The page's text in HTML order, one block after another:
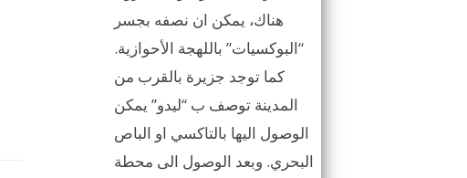
هناك، يمكن ان نصفه بجسر
“البوكسيات” باللهجة الأحوازية.
كما توجد جزيرة بالقرب من
المدينة توصف ب “ليدو” يمكن
الوصول اليها بالتاكسي او الباص
البحري. وبعد الوصول الى محطة